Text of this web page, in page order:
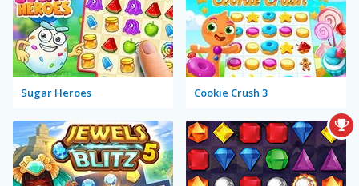
Sugar Heroes Cookie Crush 3